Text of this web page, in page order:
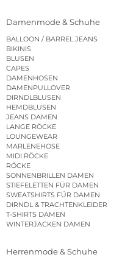
Damenmode & Schuhe
BALLOON / BARREL JEANS
BIKINIS
BLUSEN
CAPES
DAMENHOSEN
DAMENPULLOVER
DIRNDLBLUSEN
HEMDBLUSEN
JEANS DAMEN
LANGE RÖCKE
LOUNGEWEAR
MARLENEHOSE
MIDI RÖCKE
RÖCKE
SONNENBRILLEN DAMEN
STIEFELETTEN FÜR DAMEN
SWEATSHIRTS FÜR DAMEN
DIRNDL & TRACHTENKLEIDER
T-SHIRTS DAMEN
WINTERJACKEN DAMEN
Herrenmode & Schuhe